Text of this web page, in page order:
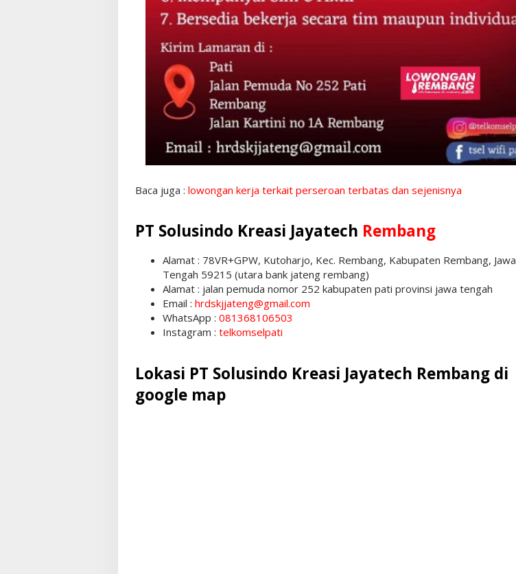
Baca juga : lowongan kerja terkait perseroan terbatas dan sejenisnya
PT Solusindo Kreasi Jayatech Rembang
Alamat : 78VR+GPW, Kutoharjo, Kec. Rembang, Kabupaten Rembang, Jawa
Tengah 59215 (utara bank jateng rembang)
Alamat : jalan pemuda nomor 252 kabupaten pati provinsi jawa tengah
Email : hrdskjjateng@gmail.com
WhatsApp : 081368106503
Instagram : telkomselpati
Lokasi PT Solusindo Kreasi Jayatech Rembang di
google map